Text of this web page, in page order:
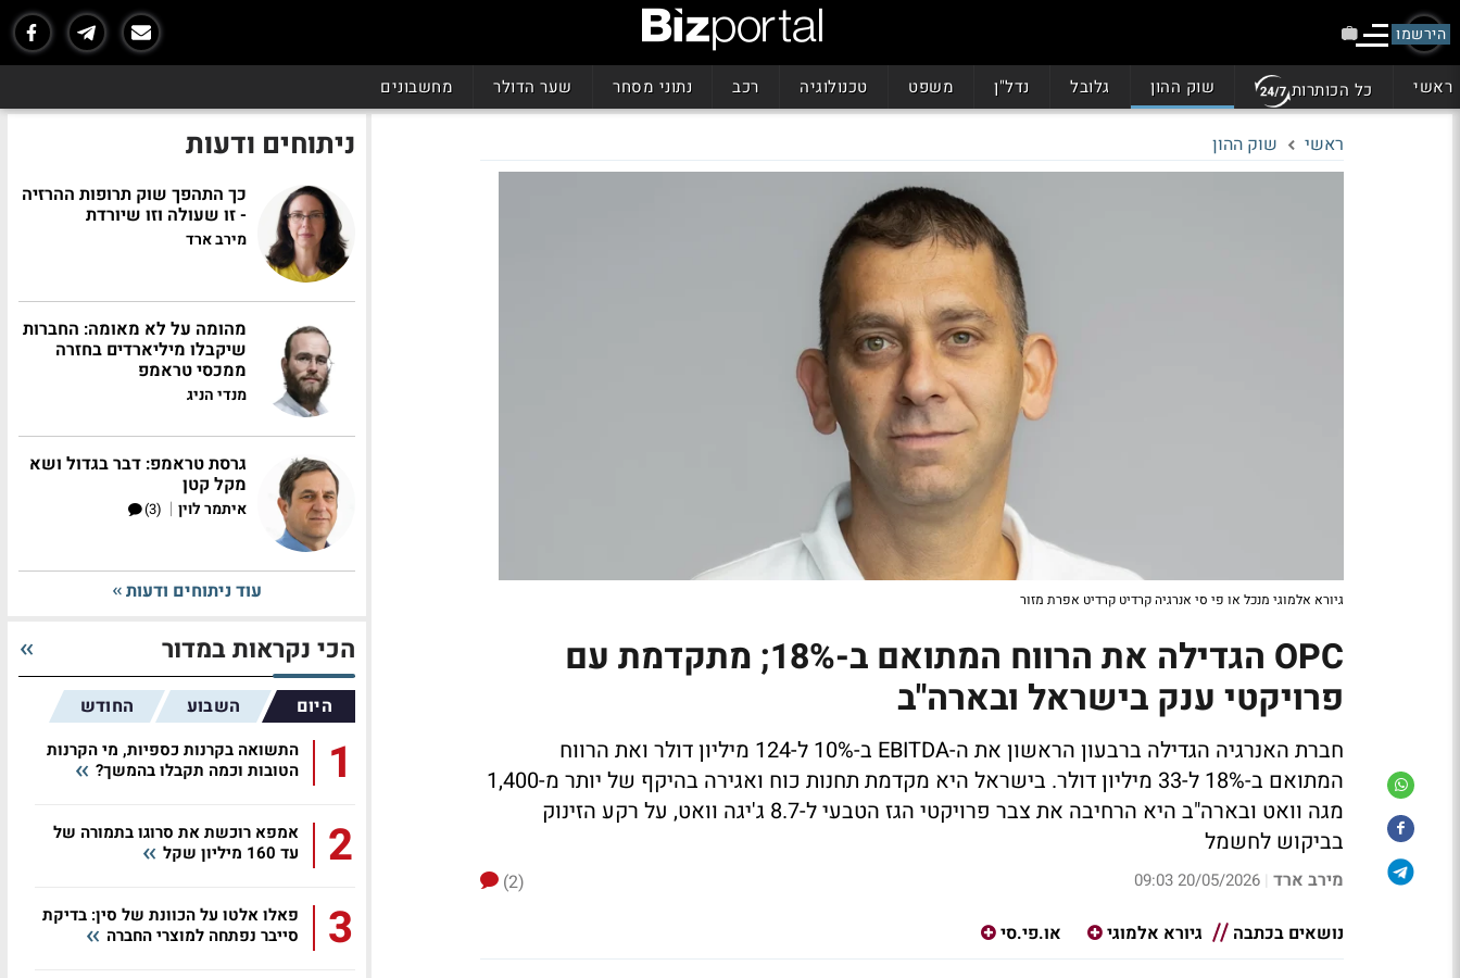
הירשמו
ראשי כל הכותרות שוק ההון גלובל נדל"ן משפט טכנולוגיה רכב נתוני מסחר שער הדולר מחשבונים
ראשי שוק ההון
גיורא אלמוגי מנכל או פי סי אנרגיה קרדיט קרדיט אפרת מזור
OPC הגדילה את הרווח המתואם ב-18%; מתקדמת עם
פרויקטי ענק בישראל ובארה"ב
חברת האנרגיה הגדילה ברבעון הראשון את ה-EBITDA ב-10% ל-124 מיליון דולר ואת הרווח
המתואם ב-18% ל-33 מיליון דולר. בישראל היא מקדמת תחנות כוח ואגירה בהיקף של יותר מ-1,400
מגה וואט ובארה"ב היא הרחיבה את צבר פרויקטי הגז הטבעי ל-8.7 ג'יגה וואט, על רקע הזינוק
בביקוש לחשמל
מירב ארד |
20/05/2026 09:03
(2)
נושאים בכתבה
גיורא אלמוגי או.פי.סי
ניתוחים ודעות
כך התהפך שוק תרופות ההרזיה
- זו שעולה וזו שיורדת
מירב ארד
מהומה על לא מאומה: החברות
שיקבלו מיליארדים בחזרה
ממכסי טראמפ
מנדי הניג
גרסת טראמפ: דבר בגדול ושא
מקל קטן
איתמר לוין |
(3)
עוד ניתוחים ודעות
הכי נקראות במדור
היום השבוע החודש
1
התשואה בקרנות כספיות, מי הקרנות
הטובות וכמה תקבלו בהמשך?
2
אמפא רוכשת את סרוגו בתמורה של
עד 160 מיליון שקל
3
פאלו אלטו על הכוונת של סין: בדיקת
סייבר נפתחה למוצרי החברה